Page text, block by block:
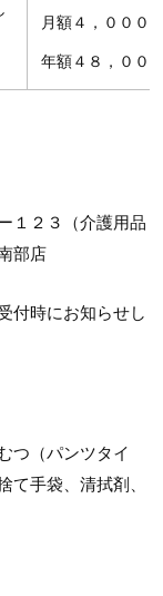
月額４，０００
年額４８，００
１２３（介護用品
部店
付時にお知らせし
つ（パンツタイ
て手袋、清拭剤、